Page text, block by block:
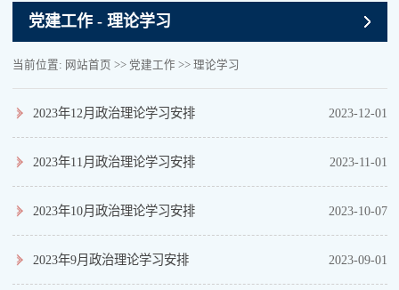
党建工作 - 理论学习
当前位置: 网站首页 >> 党建工作 >> 理论学习
2023年12月政治理论学习安排 2023-12-01
2023年11月政治理论学习安排 2023-11-01
2023年10月政治理论学习安排 2023-10-07
2023年9月政治理论学习安排 2023-09-01